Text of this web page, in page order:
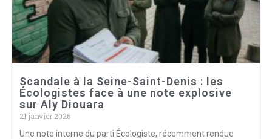
Scandale à la Seine-Saint-Denis : les
Écologistes face à une note explosive
sur Aly Diouara
21 janvier 2026
Une note interne du parti Écologiste, récemment rendue